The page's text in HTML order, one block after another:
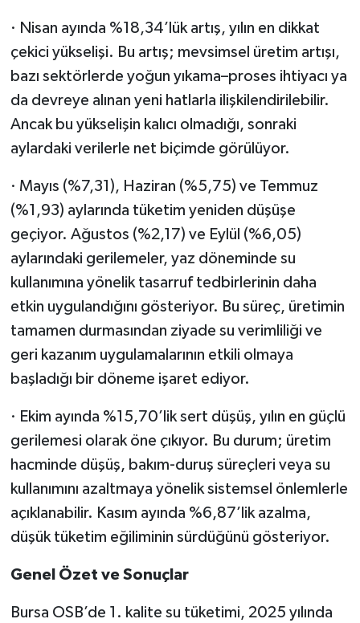
· Nisan ayında %18,34’lük artış, yılın en dikkat
çekici yükselişi. Bu artış; mevsimsel üretim artışı,
bazı sektörlerde yoğun yıkama–proses ihtiyacı ya
da devreye alınan yeni hatlarla ilişkilendirilebilir.
Ancak bu yükselişin kalıcı olmadığı, sonraki
aylardaki verilerle net biçimde görülüyor.
· Mayıs (%7,31), Haziran (%5,75) ve Temmuz
(%1,93) aylarında tüketim yeniden düşüşe
geçiyor. Ağustos (%2,17) ve Eylül (%6,05)
aylarındaki gerilemeler, yaz döneminde su
kullanımına yönelik tasarruf tedbirlerinin daha
etkin uygulandığını gösteriyor. Bu süreç, üretimin
tamamen durmasından ziyade su verimliliği ve
geri kazanım uygulamalarının etkili olmaya
başladığı bir döneme işaret ediyor.
· Ekim ayında %15,70’lik sert düşüş, yılın en güçlü
gerilemesi olarak öne çıkıyor. Bu durum; üretim
hacminde düşüş, bakım-duruş süreçleri veya su
kullanımını azaltmaya yönelik sistemsel önlemlerle
açıklanabilir. Kasım ayında %6,87’lik azalma,
düşük tüketim eğiliminin sürdüğünü gösteriyor.
Genel Özet ve Sonuçlar
Bursa OSB’de 1. kalite su tüketimi, 2025 yılında